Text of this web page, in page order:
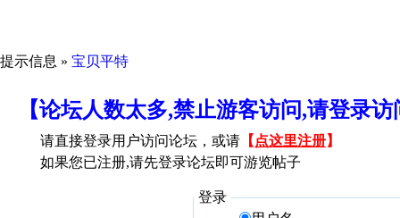
提示信息 » 宝贝平特
【论坛人数太多,禁止游客访问,请登录
请直接登录用户访问论坛，或请 【 点这里注册】
如果您已注册,请先登录论坛即可游览帖子
登录